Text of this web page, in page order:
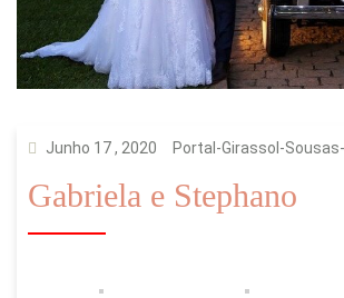
Junho 17 , 2020 Portal-Girassol-
Gabriela e Stephano